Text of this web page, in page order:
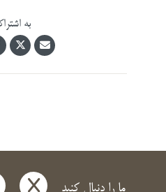
به
ما را دنبال کنید x